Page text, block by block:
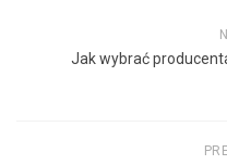
Jak wybrać